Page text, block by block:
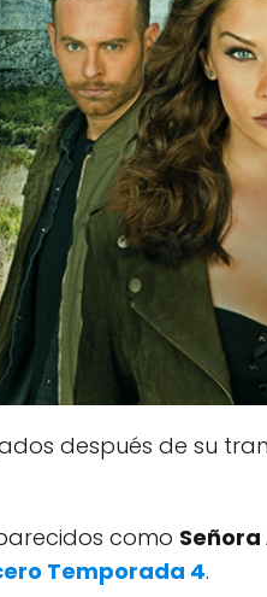
después de su
como
Temporada 4.